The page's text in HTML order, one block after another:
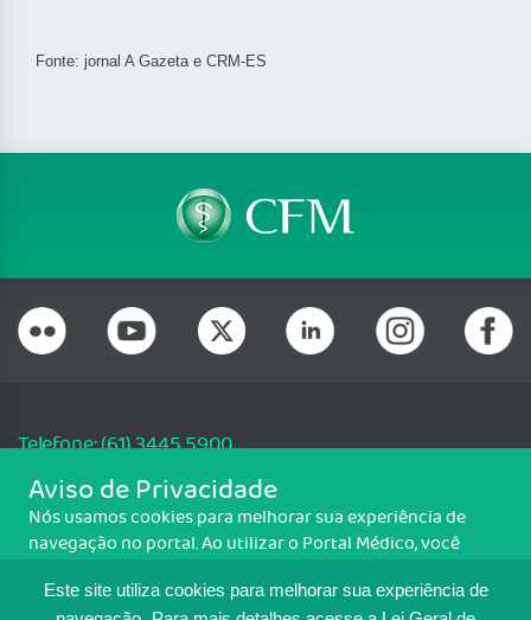
Este site utiliza cookies para melhorar sua experiência de
Fonte: jornal A Gazeta e CRM-ES
Telefone: (61) 3445 5900
Email: cfm@portalmedico.org.br
SGAS 616, Conjunto D, Lote 115, L2 Sul, Brasília/DF - CEP: 70200-760 -
CNPJ: 33.583.550/0001-30
Aviso de Privacidade
Nós usamos cookies para melhorar sua experiência de
navegação no portal. Ao utilizar o Portal Médico, você
Para ter mais informações sobre como isso é feito, acesse